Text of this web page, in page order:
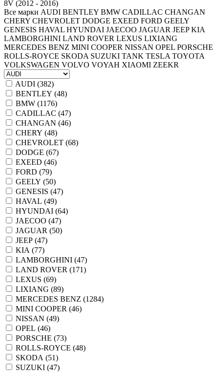
8V (2012 - 2016)
Все марки AUDI BENTLEY BMW CADILLAC CHANGAN
CHERY CHEVROLET DODGE EXEED FORD GEELY
GENESIS HAVAL HYUNDAI JAECOO JAGUAR JEEP KIA
LAMBORGHINI LAND ROVER LEXUS LIXIANG
MERCEDES BENZ MINI COOPER NISSAN OPEL PORSCHE
ROLLS-ROYCE SKODA SUZUKI TANK TESLA TOYOTA
VOLKSWAGEN VOLVO VOYAH XIAOMI ZEEKR
AUDI (382)
BENTLEY (48)
BMW (1176)
CADILLAC (47)
CHANGAN (46)
CHERY (48)
CHEVROLET (68)
DODGE (67)
EXEED (46)
FORD (79)
GEELY (50)
GENESIS (47)
HAVAL (49)
HYUNDAI (64)
JAECOO (47)
JAGUAR (50)
JEEP (47)
KIA (77)
LAMBORGHINI (47)
LAND ROVER (171)
LEXUS (69)
LIXIANG (89)
MERCEDES BENZ (1284)
MINI COOPER (46)
NISSAN (49)
OPEL (46)
PORSCHE (73)
ROLLS-ROYCE (48)
SKODA (51)
SUZUKI (47)